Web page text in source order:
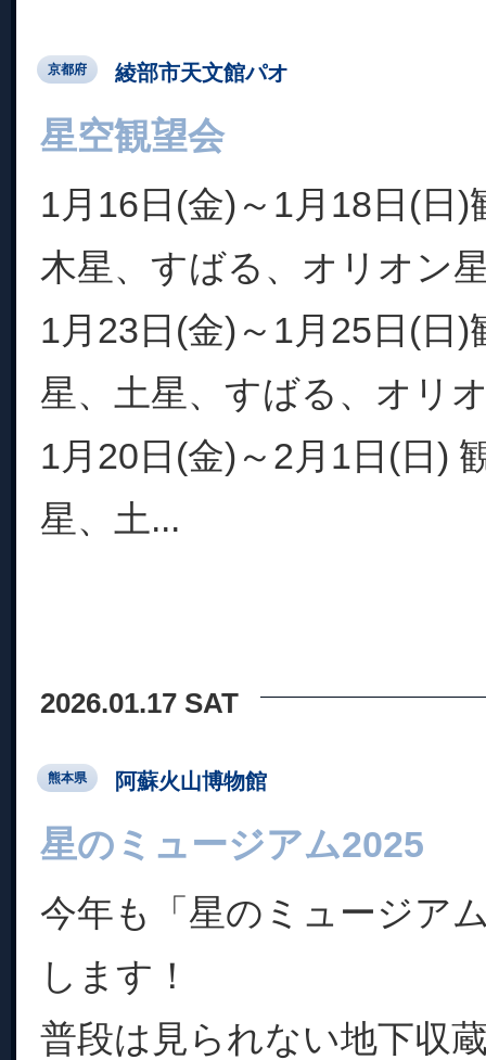
京都府 綾部市天文館パオ
星空観望会
1月16日(金)～1月18日(日)
木星、すばる、オリオン
1月23日(金)～1月25日(日)
星、土星、すばる、オリ
1月20日(金)～2月1日(日)
星、土...
2026.01.17 SAT
熊本県 阿蘇火山博物館
星のミュージアム2025
今年も「星のミュージア
します！
普段は見られない地下収